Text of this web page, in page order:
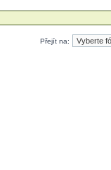
Přejít na: